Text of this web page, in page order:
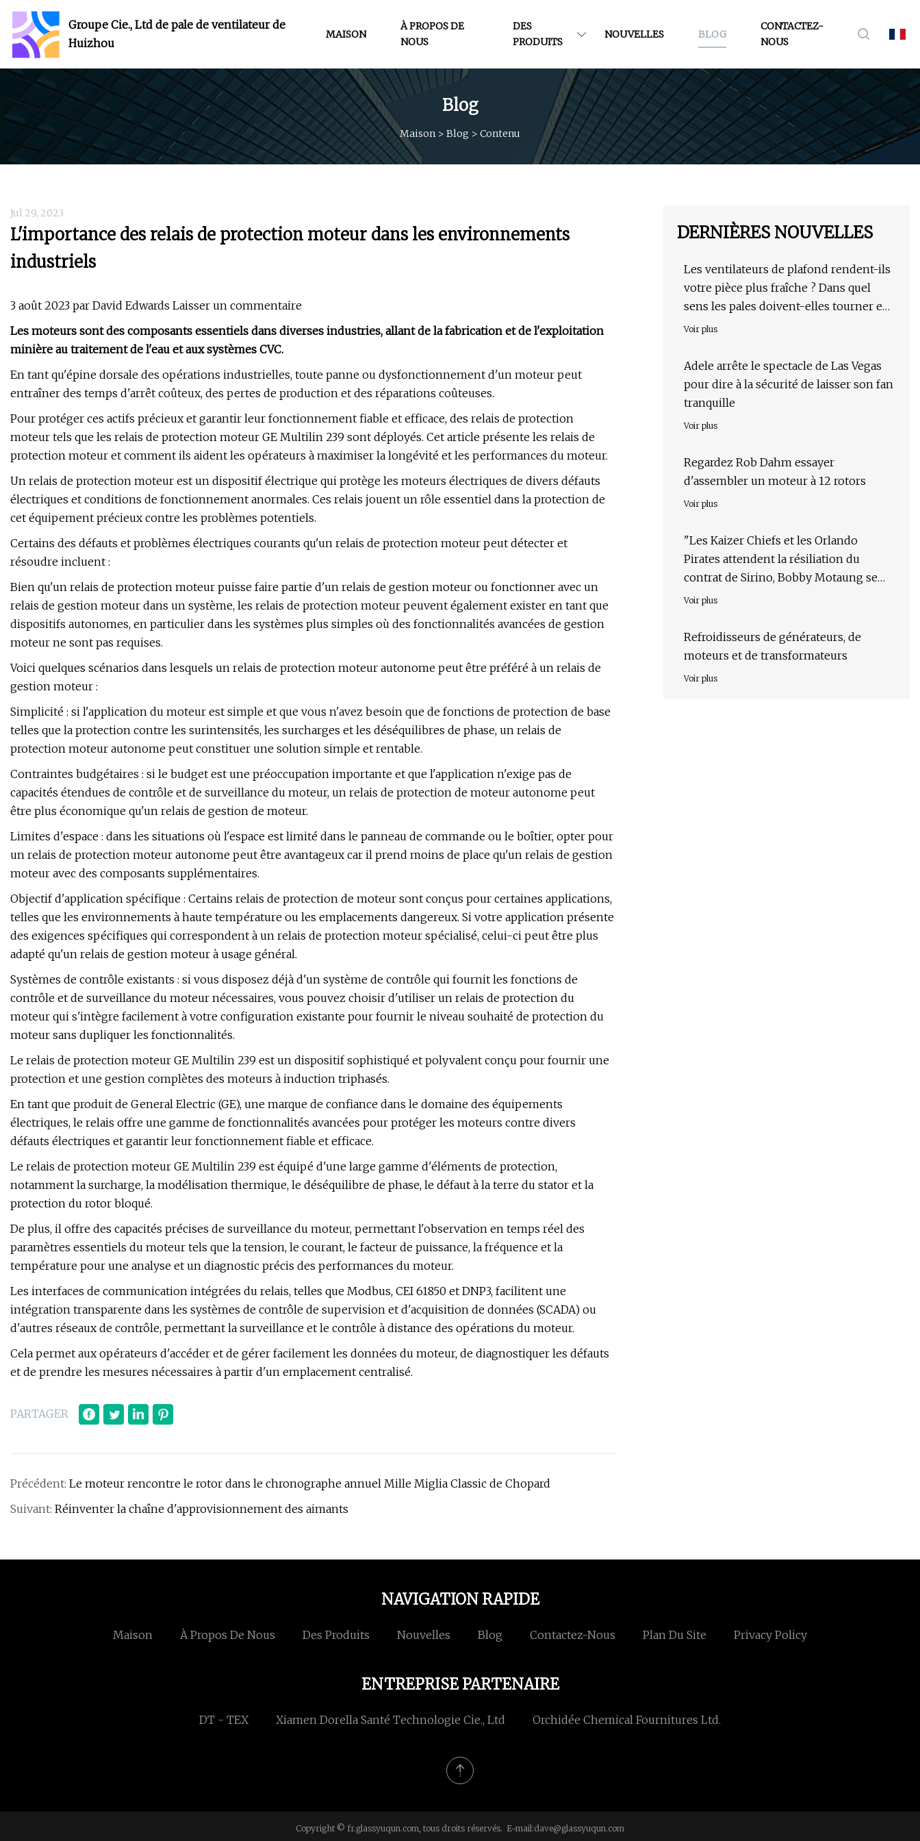
Groupe Cie., Ltd de pale de ventilateur de
Huizhou
MAISON
À PROPOS DE
NOUS
DES
PRODUITS
NOUVELLES BLOG
CONTACTEZ-
NOUS
Blog
Maison > Blog > Contenu
Jul 29, 2023
L'importance des relais de protection moteur dans les environnements
industriels
3 août 2023 par David Edwards Laisser un commentaire
Les moteurs sont des composants essentiels dans diverses industries, allant de la fabrication et de l'exploitation
minière au traitement de l'eau et aux systèmes CVC.
En tant qu'épine dorsale des opérations industrielles, toute panne ou dysfonctionnement d'un moteur peut
entraîner des temps d'arrêt coûteux, des pertes de production et des réparations coûteuses.
Pour protéger ces actifs précieux et garantir leur fonctionnement fiable et efficace, des relais de protection
moteur tels que les relais de protection moteur GE Multilin 239 sont déployés. Cet article présente les relais de
protection moteur et comment ils aident les opérateurs à maximiser la longévité et les performances du moteur.
Un relais de protection moteur est un dispositif électrique qui protège les moteurs électriques de divers défauts
électriques et conditions de fonctionnement anormales. Ces relais jouent un rôle essentiel dans la protection de
cet équipement précieux contre les problèmes potentiels.
Certains des défauts et problèmes électriques courants qu'un relais de protection moteur peut détecter et
résoudre incluent :
Bien qu'un relais de protection moteur puisse faire partie d'un relais de gestion moteur ou fonctionner avec un
relais de gestion moteur dans un système, les relais de protection moteur peuvent également exister en tant que
dispositifs autonomes, en particulier dans les systèmes plus simples où des fonctionnalités avancées de gestion
moteur ne sont pas requises.
Voici quelques scénarios dans lesquels un relais de protection moteur autonome peut être préféré à un relais de
gestion moteur :
Simplicité : si l'application du moteur est simple et que vous n'avez besoin que de fonctions de protection de base
telles que la protection contre les surintensités, les surcharges et les déséquilibres de phase, un relais de
protection moteur autonome peut constituer une solution simple et rentable.
Contraintes budgétaires : si le budget est une préoccupation importante et que l'application n'exige pas de
capacités étendues de contrôle et de surveillance du moteur, un relais de protection de moteur autonome peut
être plus économique qu'un relais de gestion de moteur.
Limites d'espace : dans les situations où l'espace est limité dans le panneau de commande ou le boîtier, opter pour
un relais de protection moteur autonome peut être avantageux car il prend moins de place qu'un relais de gestion
moteur avec des composants supplémentaires.
Objectif d'application spécifique : Certains relais de protection de moteur sont conçus pour certaines applications,
telles que les environnements à haute température ou les emplacements dangereux. Si votre application présente
des exigences spécifiques qui correspondent à un relais de protection moteur spécialisé, celui-ci peut être plus
adapté qu'un relais de gestion moteur à usage général.
Systèmes de contrôle existants : si vous disposez déjà d'un système de contrôle qui fournit les fonctions de
contrôle et de surveillance du moteur nécessaires, vous pouvez choisir d'utiliser un relais de protection du
moteur qui s'intègre facilement à votre configuration existante pour fournir le niveau souhaité de protection du
moteur sans dupliquer les fonctionnalités.
Le relais de protection moteur GE Multilin 239 est un dispositif sophistiqué et polyvalent conçu pour fournir une
protection et une gestion complètes des moteurs à induction triphasés.
En tant que produit de General Electric (GE), une marque de confiance dans le domaine des équipements
électriques, le relais offre une gamme de fonctionnalités avancées pour protéger les moteurs contre divers
défauts électriques et garantir leur fonctionnement fiable et efficace.
Le relais de protection moteur GE Multilin 239 est équipé d'une large gamme d'éléments de protection,
notamment la surcharge, la modélisation thermique, le déséquilibre de phase, le défaut à la terre du stator et la
protection du rotor bloqué.
De plus, il offre des capacités précises de surveillance du moteur, permettant l'observation en temps réel des
paramètres essentiels du moteur tels que la tension, le courant, le facteur de puissance, la fréquence et la
température pour une analyse et un diagnostic précis des performances du moteur.
Les interfaces de communication intégrées du relais, telles que Modbus, CEI 61850 et DNP3, facilitent une
intégration transparente dans les systèmes de contrôle de supervision et d'acquisition de données (SCADA) ou
d'autres réseaux de contrôle, permettant la surveillance et le contrôle à distance des opérations du moteur.
Cela permet aux opérateurs d'accéder et de gérer facilement les données du moteur, de diagnostiquer les défauts
et de prendre les mesures nécessaires à partir d'un emplacement centralisé.
PARTAGER
Précédent: Le moteur rencontre le rotor dans le chronographe annuel Mille Miglia Classic de Chopard
Suivant: Réinventer la chaîne d'approvisionnement des aimants
DERNIÈRES NOUVELLES
Les ventilateurs de plafond rendent-ils
votre pièce plus fraîche ? Dans quel
sens les pales doivent-elles tourner en
été ?
Voir plus
Adele arrête le spectacle de Las Vegas
pour dire à la sécurité de laisser son fan
tranquille
Voir plus
Regardez Rob Dahm essayer
d'assembler un moteur à 12 rotors
Voir plus
"Les Kaizer Chiefs et les Orlando
Pirates attendent la résiliation du
contrat de Sirino, Bobby Motaung se
brosse les mains"
Voir plus
Refroidisseurs de générateurs, de
moteurs et de transformateurs
Voir plus
NAVIGATION RAPIDE
Maison À Propos De Nous Des Produits Nouvelles Blog Contactez-Nous Plan Du Site Privacy Policy
ENTREPRISE PARTENAIRE
DT - TEX Xiamen Dorella Santé Technologie Cie., Ltd Orchidée Chemical Fournitures Ltd.
Copyright © fr.glassyuqun.com, tous droits réservés. E-mail:dave@glassyuqun.com